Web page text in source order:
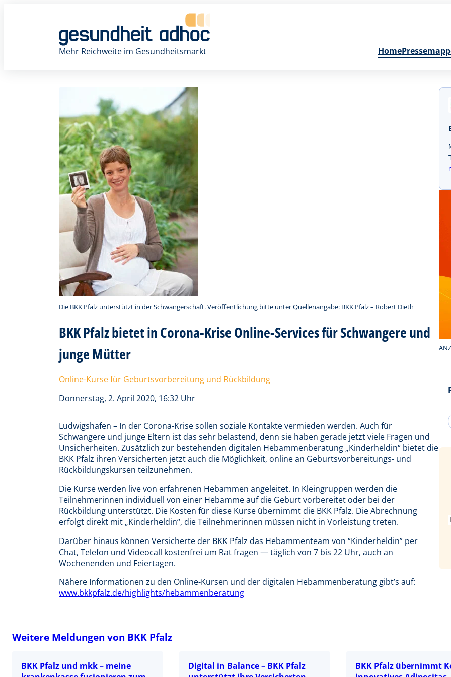
Mehr Reichweite im Gesundheitsmarkt
Home
Die BKK Pfalz unterstützt in der Schwangerschaft. Veröffentlichung bitte unter Quellenangabe: BKK Pfalz – Robert Dieth
BKK Pfalz bietet in Corona-Krise Online-Services für Schwangere und
junge Mütter
Online-Kurse für Geburtsvorbereitung und Rückbildung
Donnerstag, 2. April 2020, 16:32 Uhr
Ludwigshafen – In der Corona-Krise sollen soziale Kontakte vermieden werden. Auch für
Schwangere und junge Eltern ist das sehr belastend, denn sie haben gerade jetzt viele Fragen und
Unsicherheiten. Zusätzlich zur bestehenden digitalen Hebammenberatung „Kinderheldin“ bietet die
BKK Pfalz ihren Versicherten jetzt auch die Möglichkeit, online an Geburtsvorbereitungs- und
Rückbildungskursen teilzunehmen.
Die Kurse werden live von erfahrenen Hebammen angeleitet. In Klein­gruppen werden die
Teilnehmerinnen individuell von einer Hebamme auf die Geburt vorbereitet oder bei der
Rückbildung unterstützt. Die Kosten für diese Kurse übernimmt die BKK Pfalz. Die Abrechnung
erfolgt direkt mit „Kinderheldin“, die Teilnehmerinnen müssen nicht in Vorleistung treten.
Darüber hinaus können Versicherte der BKK Pfalz das Hebammenteam von “Kinderheldin” per
Chat, Telefon und Videocall kostenfrei um Rat fragen — täglich von 7 bis 22 Uhr, auch an
Wochenenden und Feiertagen.
Nähere Informationen zu den Online-Kursen und der digitalen Hebammen­beratung gibt’s auf:
www.bkkpfalz.de/highlights/hebammenberatung
Weitere Meldungen von BKK Pfalz
BKK Pfalz und mkk – meine
Digital in Balance – BKK Pfalz
BKK Pfalz übernimmt